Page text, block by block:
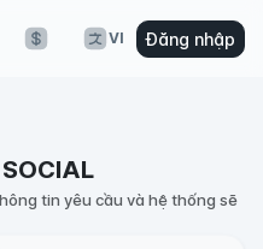
VI Đăng nhập
tin yêu cầu và hệ thống sẽ